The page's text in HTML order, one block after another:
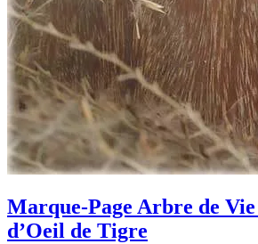
Marque-Page Arbre de Vie
d’Oeil de Tigre